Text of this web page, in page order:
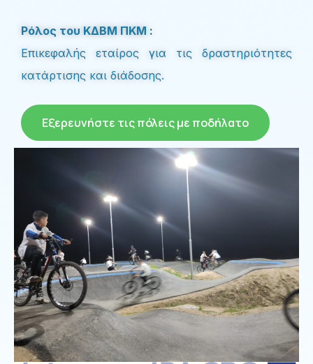
Ρόλος του ΚΔΒΜ ΠΚΜ :
Επικεφαλής εταίρος για τις δραστηριότητες
κατάρτισης και διάδοσης.
Εξερευνήστε τις πόλεις με ποδήλατο